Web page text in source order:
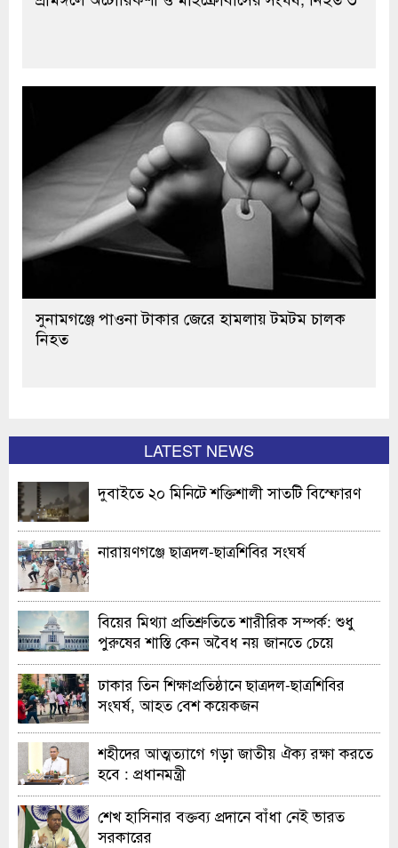
সুনামগঞ্জে পাওনা টাকার জেরে হামলায় টমটম চালক
নিহত
LATEST NEWS
দুবাইতে ২০ মিনিটে শক্তিশালী সাতটি বিস্ফোরণ
নারায়ণগঞ্জে ছাত্রদল-ছাত্রশিবির সংঘর্ষ
বিয়ের মিথ্যা প্রতিশ্রুতিতে শারীরিক সম্পর্ক: শুধু
পুরুষের শাস্তি কেন অবৈধ নয় জানতে চেয়ে
হাইকোর্টের রুল
ঢাকার তিন শিক্ষাপ্রতিষ্ঠানে ছাত্রদল-ছাত্রশিবির
সংঘর্ষ, আহত বেশ কয়েকজন
শহীদের আত্মত্যাগে গড়া জাতীয় ঐক্য রক্ষা করতে
হবে : প্রধানমন্ত্রী
শেখ হাসিনার বক্তব্য প্রদানে বাঁধা নেই ভারত
সরকারের